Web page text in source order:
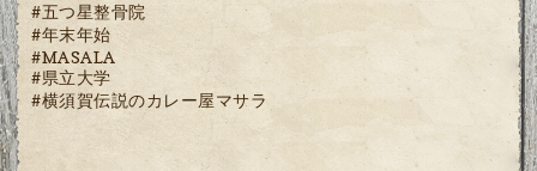
#五つ星整骨院
#年末年始
#MASALA
#県立大学
#横須賀伝説のカレー屋マサラ